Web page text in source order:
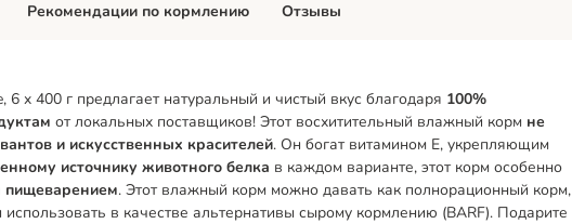
x 400 г предлагает натуральный и чистый вкус благодаря 100%
от локальных поставщиков! Этот восхитительный влажный корм не
и искусственных красителей. Он богат витамином Е, укрепляющим
источнику животного белка в каждом варианте, этот корм особенно
пищеварением. Этот влажный корм можно давать как полнорационный корм,
в качестве альтернативы сырому кормлению (BARF). Подарите
Рекомендации по кормлению Отзывы